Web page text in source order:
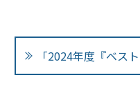
「2024年度『ベス